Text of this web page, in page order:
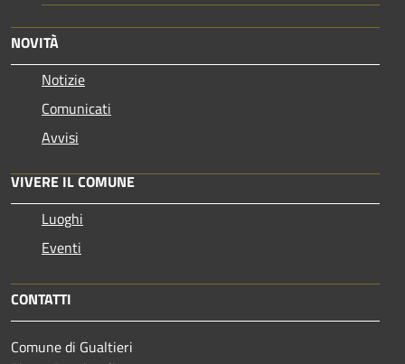
NOVITÀ
Notizie
Comunicati
Avvisi
VIVERE IL COMUNE
Luoghi
Eventi
CONTATTI
Comune di Gualtieri